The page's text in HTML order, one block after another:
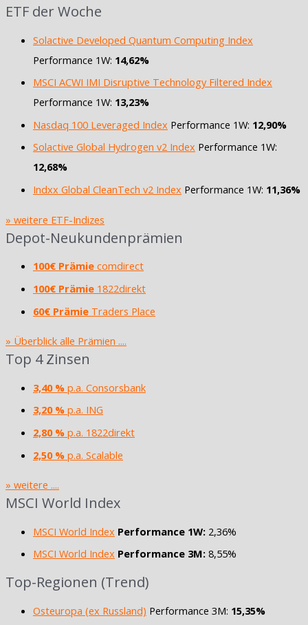
ETF der Woche
Solactive Developed Quantum Computing Index
Performance 1W: 14,62%
MSCI ACWI IMI Disruptive Technology Filtered Index
Performance 1W: 13,23%
Nasdaq 100 Leveraged Index Performance 1W: 12,90%
Solactive Global Hydrogen v2 Index Performance 1W:
12,68%
Indxx Global CleanTech v2 Index Performance 1W: 11,36%
» weitere ETF-Indizes
Depot-Neukundenprämien
100€ Prämie comdirect
100€ Prämie 1822direkt
60€ Prämie Traders Place
» Überblick alle Prämien ....
Top 4 Zinsen
3,40 % p.a. Consorsbank
3,20 % p.a. ING
2,80 % p.a. 1822direkt
2,50 % p.a. Scalable
» weitere ....
MSCI World Index
MSCI World Index Performance 1W: 2,36%
MSCI World Index Performance 3M: 8,55%
Top-Regionen (Trend)
Osteuropa (ex Russland) Performance 3M: 15,35%